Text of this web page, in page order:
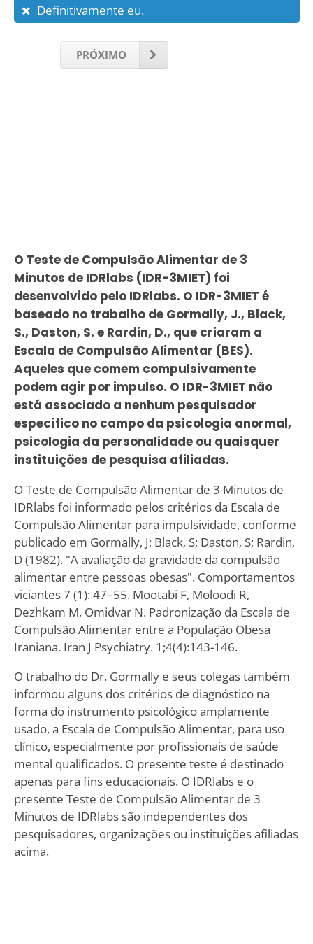
Definitivamente eu.
PRÓXIMO
O Teste de Compulsão Alimentar de 3
Minutos de IDRlabs (IDR-3MIET) foi
desenvolvido pelo IDRlabs. O IDR-3MIET é
baseado no trabalho de Gormally, J., Black,
S., Daston, S. e Rardin, D., que criaram a
Escala de Compulsão Alimentar (BES).
Aqueles que comem compulsivamente
podem agir por impulso. O IDR-3MIET não
está associado a nenhum pesquisador
específico no campo da psicologia anormal,
psicologia da personalidade ou quaisquer
instituições de pesquisa afiliadas.
O Teste de Compulsão Alimentar de 3 Minutos de
IDRlabs foi informado pelos critérios da Escala de
Compulsão Alimentar para impulsividade, conforme
publicado em Gormally‚ J; Black‚ S; Daston‚ S; Rardin‚
D (1982). "A avaliação da gravidade da compulsão
alimentar entre pessoas obesas". Comportamentos
viciantes 7 (1): 47–55. Mootabi F, Moloodi R,
Dezhkam M, Omidvar N. Padronização da Escala de
Compulsão Alimentar entre a População Obesa
Iraniana. Iran J Psychiatry. 1;4(4):143-146.
O trabalho do Dr. Gormally e seus colegas também
informou alguns dos critérios de diagnóstico na
forma do instrumento psicológico amplamente
usado, a Escala de Compulsão Alimentar, para uso
clínico, especialmente por profissionais de saúde
mental qualificados. O presente teste é destinado
apenas para fins educacionais. O IDRlabs e o
presente Teste de Compulsão Alimentar de 3
Minutos de IDRlabs são independentes dos
pesquisadores, organizações ou instituições afiliadas
acima.